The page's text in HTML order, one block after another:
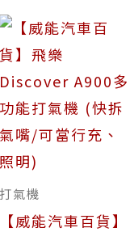
打氣機
【威能汽車百貨】